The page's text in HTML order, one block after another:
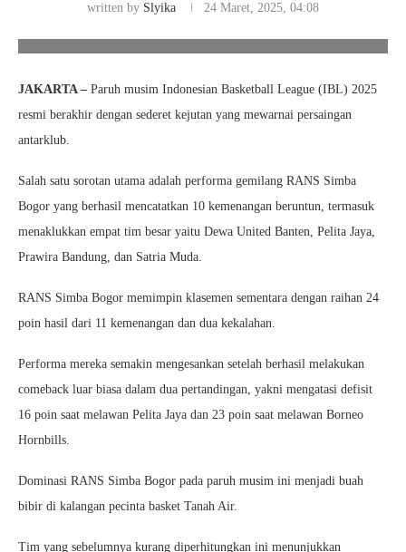
written by Slyika
24 Maret, 2025, 04:08
JAKARTA – Paruh musim Indonesian Basketball League (IBL) 2025
resmi berakhir dengan sederet kejutan yang mewarnai persaingan
antarklub.
Salah satu sorotan utama adalah performa gemilang RANS Simba
Bogor yang berhasil mencatatkan 10 kemenangan beruntun, termasuk
menaklukkan empat tim besar yaitu Dewa United Banten, Pelita Jaya,
Prawira Bandung, dan Satria Muda.
RANS Simba Bogor memimpin klasemen sementara dengan raihan 24
poin hasil dari 11 kemenangan dan dua kekalahan.
Performa mereka semakin mengesankan setelah berhasil melakukan
comeback luar biasa dalam dua pertandingan, yakni mengatasi defisit
16 poin saat melawan Pelita Jaya dan 23 poin saat melawan Borneo
Hornbills.
Dominasi RANS Simba Bogor pada paruh musim ini menjadi buah
bibir di kalangan pecinta basket Tanah Air.
Tim yang sebelumnya kurang diperhitungkan ini menunjukkan